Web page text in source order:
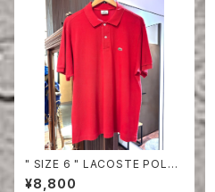
" SIZE 6 " LACOSTE POLO
SHIRT RED
¥8,800